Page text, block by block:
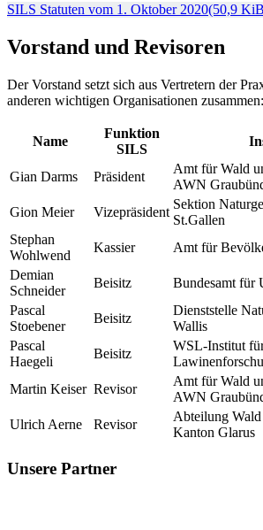
SILS Statuten vom 1. Oktober 2020(50,9
Vorstand und Revisoren
Der Vorstand setzt sich aus Vertretern der
anderen wichtigen Organisationen zusammen:
Name
Funktion
SILS
Gian Darms Präsident
Amt für Wald
AWN
Gion Meier
Vizepräsident
Sektion
St.Gallen
Stephan
Wohlwend
Kassier
Amt für
Demian
Schneider
Beisitz
Bundesamt
Pascal
Stoebener
Beisitz
Dienststelle
Wallis
Pascal
Haegeli
Beisitz
WSL-Institut
Martin Keiser Revisor
Amt für Wald
AWN
Ulrich Aerne
Revisor
Abteilung
Kanton Glarus
Unsere Partner